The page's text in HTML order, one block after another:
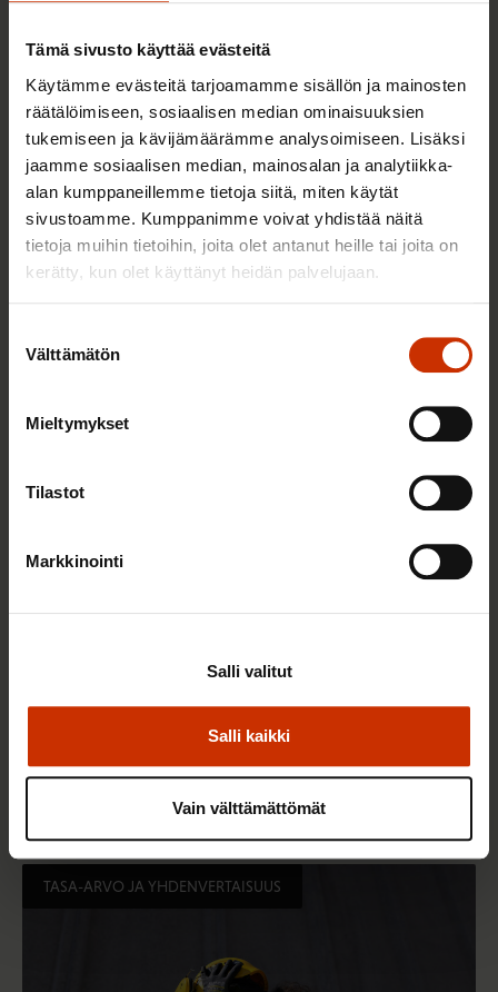
Tämä sivusto käyttää evästeitä
Käytämme evästeitä tarjoamamme sisällön ja mainosten
räätälöimiseen, sosiaalisen median ominaisuuksien
tukemiseen ja kävijämäärämme analysoimiseen. Lisäksi
jaamme sosiaalisen median, mainosalan ja analytiikka-
alan kumppaneillemme tietoja siitä, miten käytät
sivustoamme. Kumppanimme voivat yhdistää näitä
tietoja muihin tietoihin, joita olet antanut heille tai joita on
kerätty, kun olet käyttänyt heidän palvelujaan.
valinta
Välttämätön
Mieltymykset
Tilastot
Markkinointi
Salli kaikki
Salli valitut
Vain välttämättömät
3.6.2026 13:34
TASA-ARVO JA YHDENVERTAISUUS
Hallitus heikentää jälleen työntekijöiden
TASA-ARVO JA YHDENVERTAISUUS